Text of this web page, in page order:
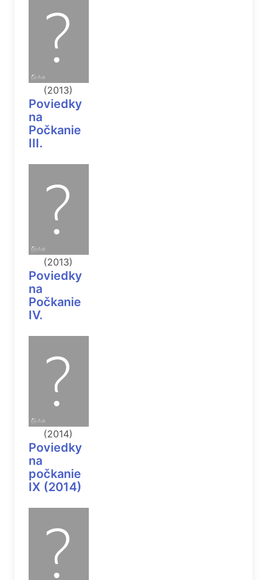
(2013)
Poviedky
na
Počkanie
III.
(2013)
Poviedky
na
Počkanie
IV.
(2014)
Poviedky
na
počkanie
IX (2014)